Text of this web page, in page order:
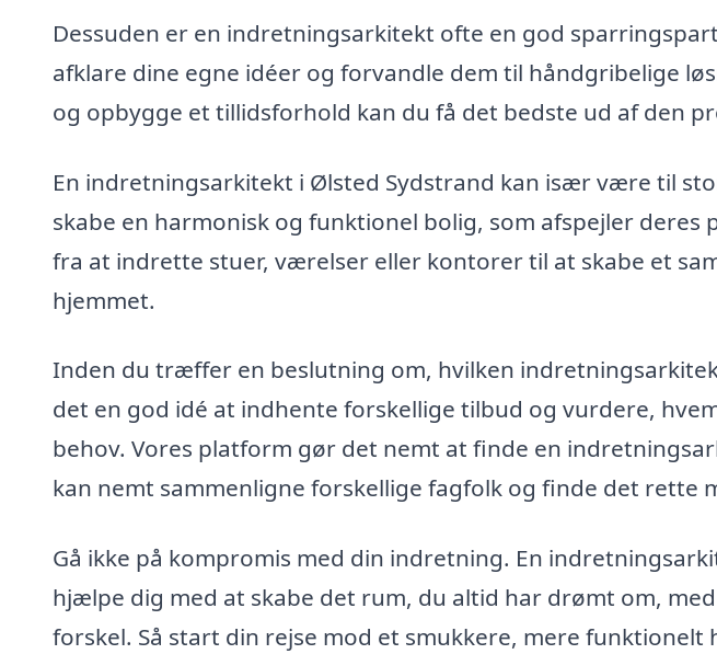
Dessuden er en indretningsarkitekt ofte en god
afklare dine egne idéer og forvandle dem til håndgribelige
og opbygge et tillidsforhold kan du få det bedste ud af den
En indretningsarkitekt i Ølsted Sydstrand kan især være til
skabe en harmonisk og funktionel bolig, som afspejler
fra at indrette stuer, værelser eller kontorer til at skabe et
hjemmet.
Inden du træffer en beslutning om, hvilken
det en god idé at indhente forskellige tilbud og vurdere,
behov. Vores platform gør det nemt at finde en
kan nemt sammenligne forskellige fagfolk og finde det rette
Gå ikke på kompromis med din indretning. En
hjælpe dig med at skabe det rum, du altid har drømt om,
forskel. Så start din rejse mod et smukkere, mere funktionelt